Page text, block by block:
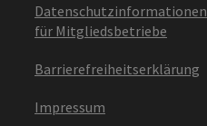
Datenschutzinformationen
für Mitgliedsbetriebe
Barrierefreiheitserklärung
Impressum